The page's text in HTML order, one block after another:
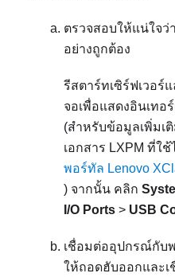
ตรวจสอบให้แน่ใจ
อย่างถูกต้อง
รีสตาร์ทเซิร์ฟเวอ
จอเพื่อแสดงอินเทอ
(สำหรับข้อมูลเพิ่มเ
เอกสาร LXPM ที่ใช้
พอร์ทัล Lenovo
) จากนั้น คลิก
I/O Ports > USB
เชื่อมต่ออุปกรณ์กับ
ให้ถอดฮับออกและ